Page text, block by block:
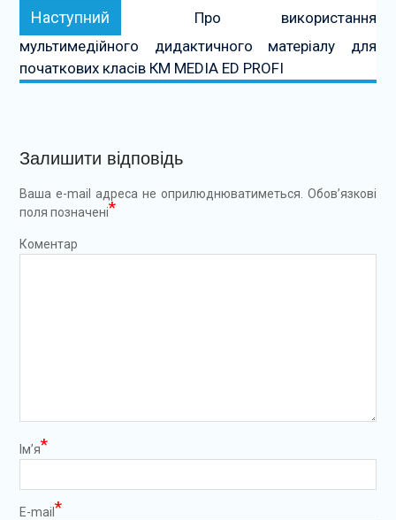
Наступний Наступний:
Про використання
мультимедійного дидактичного матеріалу для
початкових класів КМ МЕDIA ED PROFI
Залишити відповідь
Ваша e-mail адреса не оприлюднюватиметься. Обов’язкові
поля позначені*
Коментар
Ім’я*
E-mail *